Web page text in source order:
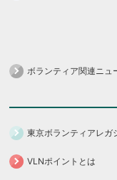
ボランティア関連ニュ
東京ボランティアレガ
VLNポイントとは